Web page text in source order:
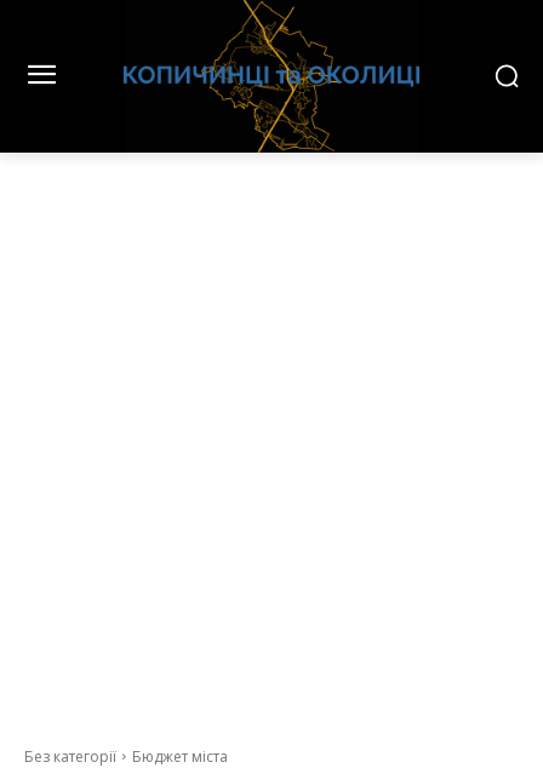
Без категорії Бюджет міста